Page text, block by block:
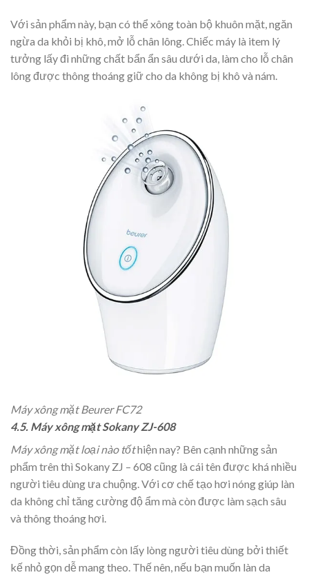
Với sản phẩm này, bạn có thể xông toàn bộ khuôn mặt, ngăn
ngừa da khỏi bị khô, mở lỗ chân lông. Chiếc máy là item lý
tưởng lấy đi những chất bẩn ẩn sâu dưới da, làm cho lỗ chân
lông được thông thoáng giữ cho da không bị khô và nám.
Máy xông mặt Beurer FC72
4.5. Máy xông mặt Sokany ZJ-608
Máy xông mặt loại nào tốthiện nay? Bên cạnh những sản
phẩm trên thì Sokany ZJ – 608 cũng là cái tên được khá nhiều
người tiêu dùng ưa chuộng. Với cơ chế tạo hơi nóng giúp làn
da không chỉ tăng cường độ ẩm mà còn được làm sạch sâu
và thông thoáng hơi.
Đồng thời, sản phẩm còn lấy lòng người tiêu dùng bởi thiết
kế nhỏ gọn dễ mang theo. Thế nên, nếu bạn muốn làn da